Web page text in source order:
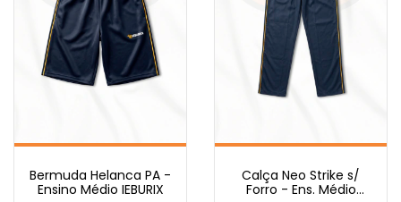
Bermuda Helanca PA -
Ensino Médio IEBURIX
Calça Neo Strike s/
Forro - Ens. Médio